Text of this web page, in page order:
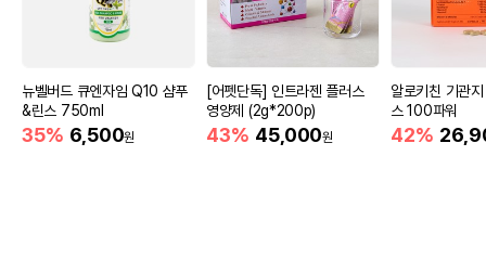
뉴벨버드 큐엔자임 Q10 샴푸
&린스 750ml
35% 6,500원
[어펫단독] 인트라젠 플러스
영양제 (2g*200p)
43% 45,000원
알로키친 기관
스 100파워
42%